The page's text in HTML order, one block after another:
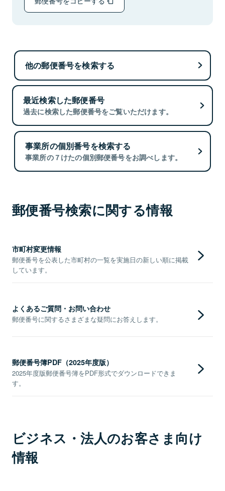
他の郵便番号を検索する
最近検索した郵便番号
過去に検索した郵便番号をご覧いただけます。
事業所の個別番号を検索する
事業所の７けたの個別郵便番号をお調べします。
郵便番号検索に関する情報
市町村変更情報
郵便番号を公表した市町村の一覧を実施日の新しい順に掲載
しています。
よくあるご質問・お問い合わせ
郵便番号に関するさまざまな疑問にお答えします。
郵便番号簿PDF（2025年度版）
2025年度版郵便番号簿をPDF形式でダウンロードできま
す。
ビジネス・法人のお客さま向け
情報